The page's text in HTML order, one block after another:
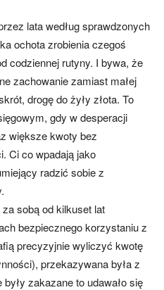
lata według sprawdzonych
ochota zrobienia czegoś
codziennej rutyny. I bywa, że
zachowanie zamiast małej
drogę do żyły złota. To
gdy w desperacji
większe kwoty bez
Ci co wpadają jako
radzić sobie z
sobą od kilkuset lat
bezpiecznego korzystaniu z
precyzyjnie wyliczyć kwotę
przekazywana była z
zakazane to udawało się